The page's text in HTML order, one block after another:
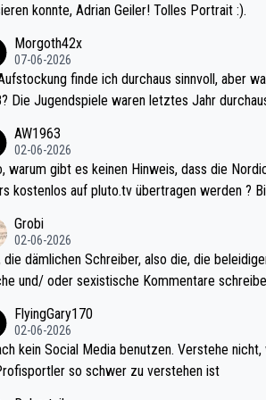
konnte, Adrian Geiler! Tolles Portrait :).
Morgoth42x
07-06-2026
finde ich durchaus sinnvoll, aber
sehr kur
Somit ändert die automatische Qualifikation
nichts. Ich denke sie wollen damit für nächste
wenig WDF Turniere spielen. Dies war bei
Jahr der Fall. Er musste als amtierender
den Qualifier und ich glaube kaum, dass Mitchel
antun würde, wenn er doch eigentlich die
hat.
AW1963
02-06-2026
M
kostenlos auf pluto.tv übertragen werden ?
Grobi
02-06-2026
die dämlichen Schreiber, also die, die
und/ oder sexistische Kommentare
in den Griff kriegen. Nur eins wundert
doch neulich erst derjenige, der über
hat. Und Littlers Mutter schießt öfters
FlyingGary170
02-06-2026
kein Social Media benutzen. Verstehe nicht,
so schwer zu verstehen ist